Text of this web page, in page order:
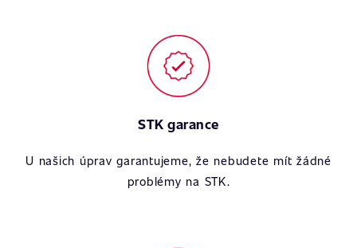
STK garance
U našich úprav garantujeme, že nebudete mít žádné
problémy na STK.